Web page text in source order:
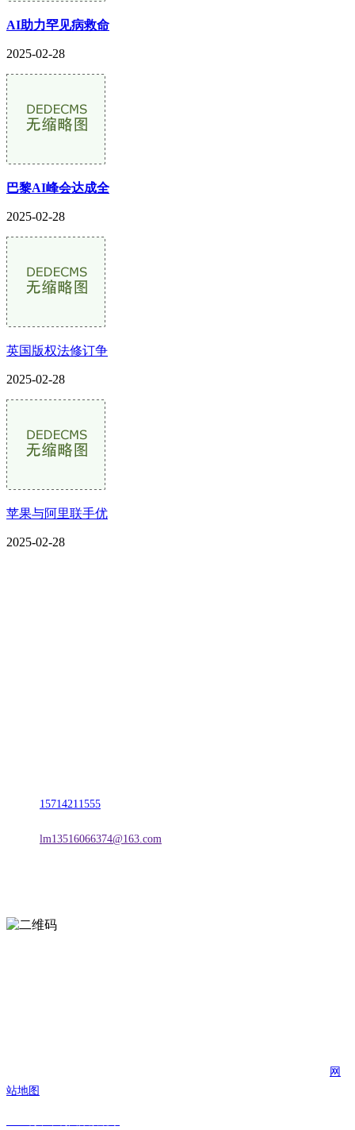
AI助力罕见病救命
2025-02-28
巴黎AI峰会达成全
2025-02-28
英国版权法修订争
2025-02-28
苹果与阿里联手优
2025-02-28
15714211555
lm13516066374@163.com
网
站地图